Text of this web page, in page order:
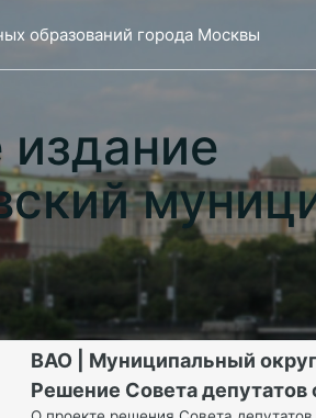
образований города Москвы
издание
ВАО | Муниципальный
Решение Совета